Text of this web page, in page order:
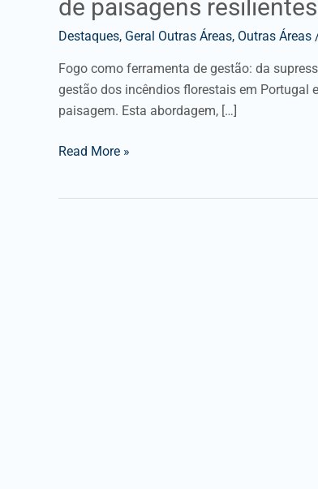
de paisagens resilientes
Destaques, Geral Outras Áreas, Outras Áreas
Fogo como ferramenta de gestão: da
gestão dos incêndios florestais em Portugal
paisagem. Esta abordagem, […]
Read More »